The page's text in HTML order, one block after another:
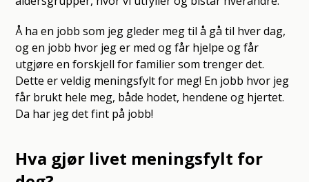
Å ha en jobb som jeg gleder meg til å gå til hver dag,
og en jobb hvor jeg er med og får hjelpe og får
utgjøre en forskjell for familier som trenger det.
Dette er veldig meningsfylt for meg! En jobb hvor jeg
får brukt hele meg, både hodet, hendene og hjertet.
Da har jeg det fint på jobb!
Hva gjør livet meningsfylt for